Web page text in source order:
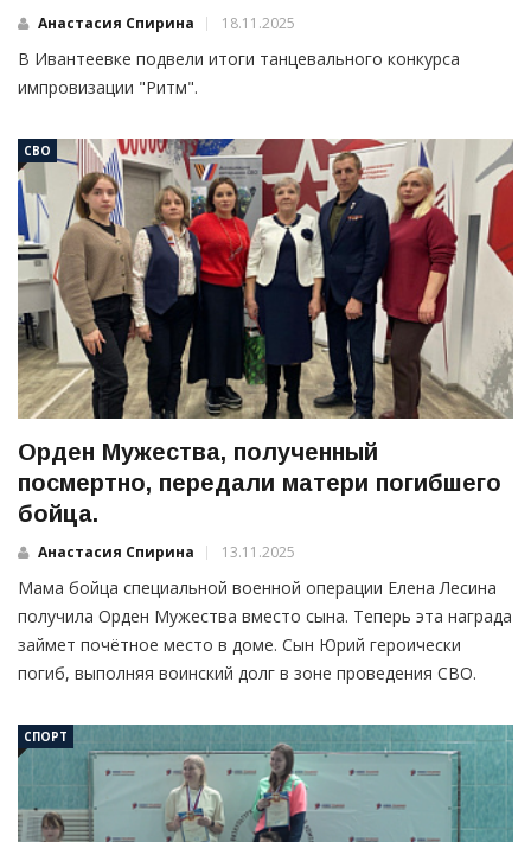
Анастасия Спирина 18.11.2025
В Ивантеевке подвели итоги танцевального конкурса
импровизации "Ритм".
СВО
Орден Мужества, полученный
посмертно, передали матери погибшего
бойца.
Анастасия Спирина 13.11.2025
Мама бойца специальной военной операции Елена Лесина
получила Орден Мужества вместо сына. Теперь эта награда
займет почётное место в доме. Сын Юрий героически
погиб, выполняя воинский долг в зоне проведения СВО.
СПОРТ